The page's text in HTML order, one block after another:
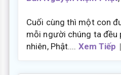
Cuối cùng thì một con
mỗi người chúng ta đều
nhiên, Phật.... Xem Tiếp